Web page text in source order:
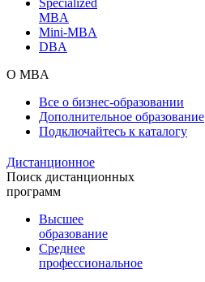
MBA
Mini-MBA
DBA
О MBA
Все о бизнес-образовании
Дополнительное образование
Подключайтесь к каталогу
Дистанционное
Поиск дистанционных
программ
Высшее
образование
Среднее
профессиональное